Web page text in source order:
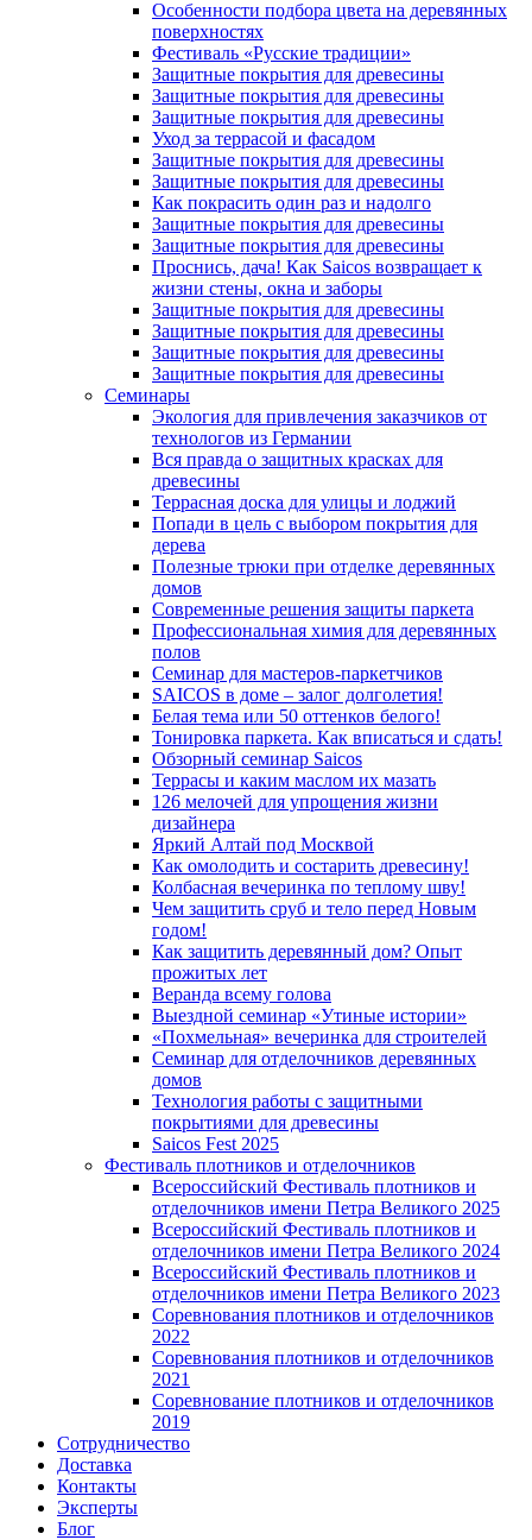
Особенности подбора цвета на деревянных
поверхностях
Фестиваль «Русские традиции»
Защитные покрытия для древесины
Защитные покрытия для древесины
Защитные покрытия для древесины
Уход за террасой и фасадом
Защитные покрытия для древесины
Защитные покрытия для древесины
Как покрасить один раз и надолго
Защитные покрытия для древесины
Защитные покрытия для древесины
Проснись, дача! Как Saicos возвращает к
жизни стены, окна и заборы
Защитные покрытия для древесины
Защитные покрытия для древесины
Защитные покрытия для древесины
Защитные покрытия для древесины
Семинары
Экология для привлечения заказчиков от
технологов из Германии
Вся правда о защитных красках для
древесины
Террасная доска для улицы и лоджий
Попади в цель с выбором покрытия для
дерева
Полезные трюки при отделке деревянных
домов
Современные решения защиты паркета
Профессиональная химия для деревянных
полов
Семинар для мастеров-паркетчиков
SAICOS в доме – залог долголетия!
Белая тема или 50 оттенков белого!
Тонировка паркета. Как вписаться и сдать!
Обзорный семинар Saicos
Террасы и каким маслом их мазать
126 мелочей для упрощения жизни
дизайнера
Яркий Алтай под Москвой
Как омолодить и состарить древесину!
Колбасная вечеринка по теплому шву!
Чем защитить сруб и тело перед Новым
годом!
Как защитить деревянный дом? Опыт
прожитых лет
Веранда всему голова
Выездной семинар «Утиные истории»
«Похмельная» вечеринка для строителей
Семинар для отделочников деревянных
домов
Технология работы с защитными
покрытиями для древесины
Saicos Fest 2025
Фестиваль плотников и отделочников
Всероссийский Фестиваль плотников и
отделочников имени Петра Великого 2025
Всероссийский Фестиваль плотников и
отделочников имени Петра Великого 2024
Всероссийский Фестиваль плотников и
отделочников имени Петра Великого 2023
Соревнования плотников и отделочников
2022
Соревнования плотников и отделочников
2021
Соревнование плотников и отделочников
2019
Сотрудничество
Доставка
Контакты
Эксперты
Блог